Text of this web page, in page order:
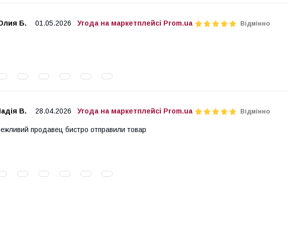
Б. 01.05.2026 Угода на маркетплейсі Prom.ua Відмінно
В. 28.04.2026 Угода на маркетплейсі Prom.ua Відмінно
продавец бистро отправили товар